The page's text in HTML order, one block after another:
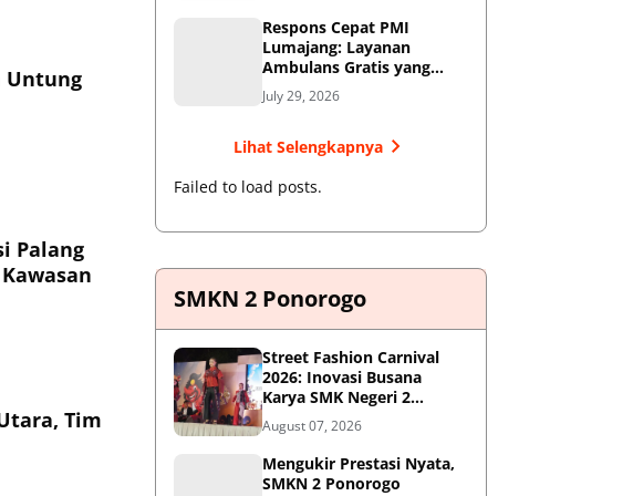
Untung
Palang
Tim
Respons Cepat PMI
Lumajang: Layanan
Ambulans Gratis yang
Wajib Diketahui Warga
July 29, 2026
Lihat Selengkapnya
Failed to load posts.
SMKN 2 Ponorogo
Street Fashion Carnival
2026: Inovasi Busana
Karya SMK Negeri 2
Ponorogo
August 07, 2026
Mengukir Prestasi Nyata,
SMKN 2 Ponorogo